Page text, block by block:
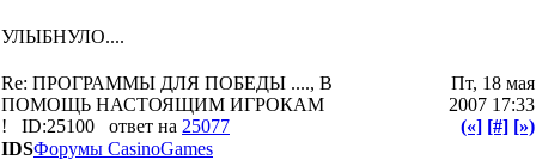
УЛЫБНУЛО....
Re: ПРОГРАММЫ ДЛЯ ПОБЕДЫ ...., В
ПОМОЩЬ НАСТОЯЩИМ ИГРОКАМ
!
ID:25100 ответ на 25077
Пт, 18 мая
2007 17:33
(«] [#] [»)
IDSФорумы CasinoGames